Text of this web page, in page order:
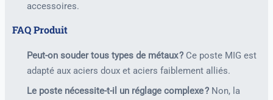
accessoires.
FAQ Produit
Peut-on souder tous types de métaux ? Ce poste MIG est
adapté aux aciers doux et aciers faiblement alliés.
Le poste nécessite-t-il un réglage complexe ? Non, la